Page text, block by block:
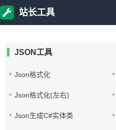
站长工具
JSON工具
Json格式化
Json格式化(左右)
Json生成C#实体类